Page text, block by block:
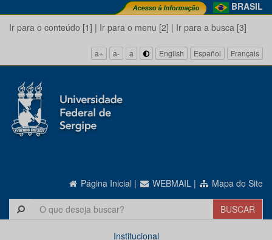
BRASIL
Ir para o conteúdo [1] | Ir para o menu [2] | Ir para a busca [3]
a+ a- a English Español Français
Página Inicial | WEBMAIL | Mapa do Site
Institucional